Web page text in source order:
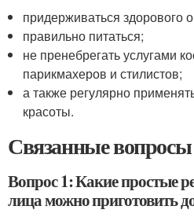
придерживаться здорового
правильно питаться;
не пренебрегать услугами
парикмахеров и стилистов;
а также регулярно
красоты.
Связанные
Вопрос 1: Какие простые
лица можно приготовить